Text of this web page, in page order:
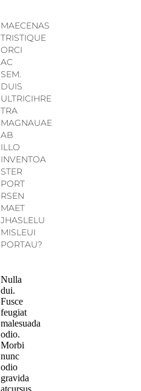
MAECENAS
TRISTIQUE
ORCI
AC
SEM.
DUIS
ULTRICIHRE
TRA
MAGNAUAE
AB
ILLO
INVENTOA
STER
PORT
RSEN
MAET
JHASLELU
MISLEUI
PORTAU?
Nulla
dui.
Fusce
feugiat
malesuada
odio.
Morbi
nunc
odio
gravida